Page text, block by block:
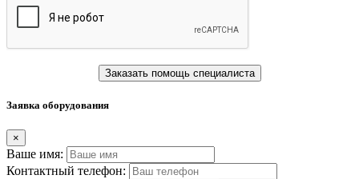
Заказать помощь специалиста
Заявка оборудования
×
Ваше имя:
Контактный телефон: